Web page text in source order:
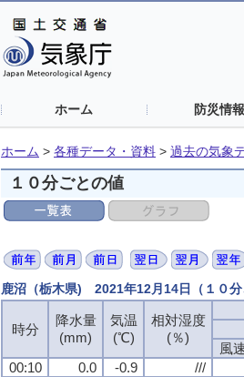
ホーム 防災情報
ホーム > 各種データ・資料 > 過去の気象
１０分ごとの値
鹿沼（栃木県) 2021年12月14日（１０分
時分
降水量
(mm)
気温
(℃)
相対湿度
(％)
風
00:10
0.0 -0.9 ///
時分
降水量
(mm)
気温
(℃)
相対湿度
(％)
風
00:10
0.0 -0.9 ///
時分
降水量
(mm)
気温
(℃)
相対湿度
(％)
風
00:10
0.0 -0.9 ///
時分
降水量
(mm)
気温
(℃)
相対湿度
(％)
風
00:10
0.0 -0.9 ///